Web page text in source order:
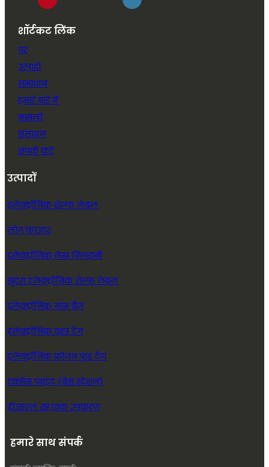
शॉर्टकट लिंक
घर
उत्पादों
समाधान
हमारे बारे में
मामलों
संसाधन
संपर्क करें
उत्पादों
इलेक्ट्रॉनिक शेल्फ लेबल
लोग काउंटर
इलेक्ट्रॉनिक लेख निगरानी
खुदरा इलेक्ट्रॉनिक शेल्फ़ लेबल
इलेक्ट्रॉनिक नाम बैज
इलेक्ट्रॉनिक वस्त्र टैग
इलेक्ट्रॉनिक फ्रोजन फूड टैग
एक्सेस प्वाइंट (बेस स्टेशन)
ईएसएल सहायक उपकरण
हमारे साथ संपर्क